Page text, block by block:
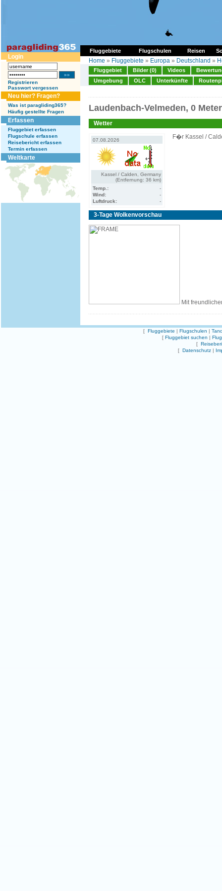
Fluggebiete Flugschulen Reisen
Login
Registrieren
Passwort vergessen
Neu hier? Fragen?
Was ist paragliding365?
Häufig gestellte Fragen
Erfassen
Fluggebiet erfassen
Flugschule erfassen
Reisebericht erfassen
Termin erfassen
Weltkarte
Home » Fluggebiete » Europa » Deutschland »
Fluggebiet Bilder (0) Videos
Umgebung
OLC Unterkünfte
Laudenbach-Velmeden, 0 Meter
Wetter
07.08.2026
Kassel / Calden, Germany
(Entfernung: 36 km)
Temp.:
-
Wind:
-
Luftdruck:
-
F�r Kassel /
3-Tage Wolkenvorschau
Mit
[ Fluggebiete | Flugschulen |
[ Fluggebiet suchen |
[
[ Datenschutz |